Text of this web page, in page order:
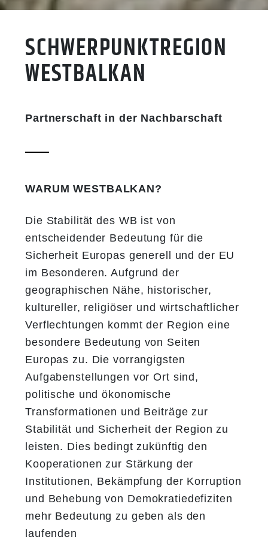
SCHWERPUNKTREGION
WESTBALKAN
Partnerschaft in der Nachbarschaft
WARUM WESTBALKAN?
Die Stabilität des WB ist von
entscheidender Bedeutung für die
Sicherheit Europas generell und der EU
im Besonderen. Aufgrund der
geographischen Nähe, historischer,
kultureller, religiöser und wirtschaftlicher
Verflechtungen kommt der Region eine
besondere Bedeutung von Seiten
Europas zu. Die vorrangigsten
Aufgabenstellungen vor Ort sind,
politische und ökonomische
Transformationen und Beiträge zur
Stabilität und Sicherheit der Region zu
leisten. Dies bedingt zukünftig den
Kooperationen zur Stärkung der
Institutionen, Bekämpfung der Korruption
und Behebung von Demokratiedefiziten
mehr Bedeutung zu geben als den
laufenden